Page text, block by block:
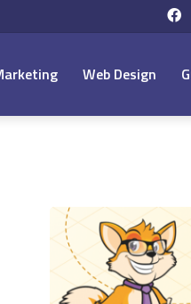
Web Design